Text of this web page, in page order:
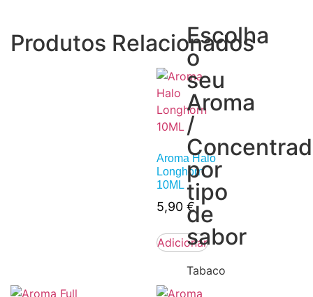
Escolha
o
seu
Aroma
/
por
tipo
de
sabor
Tabaco
Produtos Relacionados
Aroma Halo
Longhorn
10ML
5,90 €
Adicionar